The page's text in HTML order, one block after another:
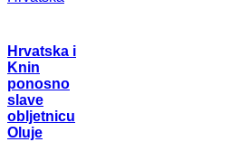
Hrvatska i
Knin
ponosno
slave
obljetnicu
Oluje